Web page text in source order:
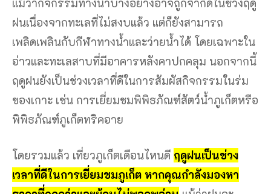
โดยรวมแล้ว เที่ยวภูเก็ตเดือนไหนดีฤดูฝนเป็นช่วง
เวลาที่ดีในการเยี่ยมชมภูเก็ต หากคุณกำลังมองหา
ราคาที่ถูกกว่าและผู้คนไม่พลุกพล่านแม้ว่าฝนจะ
ตกหนักในบางครั้ง แต่ก็มักจะเป็นช่วงสั้นๆ และความ
งามตามธรรมชาติของเกาะจะเขียวชอุ่มและมีชีวิตชีวา
มากที่สุดในช่วงเวลานี้ของปี อย่างไรก็ตาม
และขอแนะนำให้ตรวจสอบพยากรณ์อากาศและปฏิบัติ
ตามคำแนะนำของหน่วยงานท้องถิ่นและบริษัททัวร์